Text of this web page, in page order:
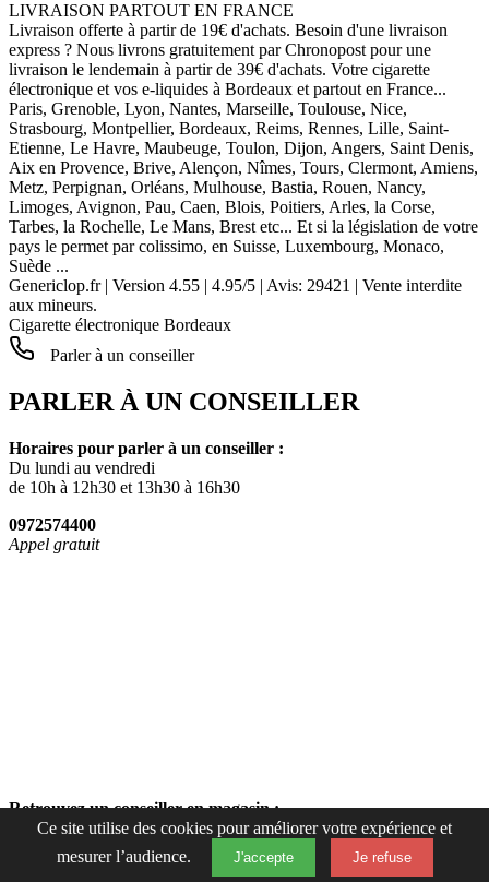
LIVRAISON PARTOUT EN FRANCE
Livraison offerte à partir de 19€ d'achats. Besoin d'une livraison
express ? Nous livrons gratuitement par Chronopost pour une
livraison le lendemain à partir de 39€ d'achats. Votre cigarette
électronique et vos e-liquides à Bordeaux et partout en France...
Paris, Grenoble, Lyon, Nantes, Marseille, Toulouse, Nice,
Strasbourg, Montpellier, Bordeaux, Reims, Rennes, Lille, Saint-
Etienne, Le Havre, Maubeuge, Toulon, Dijon, Angers, Saint Denis,
Aix en Provence, Brive, Alençon, Nîmes, Tours, Clermont, Amiens,
Metz, Perpignan, Orléans, Mulhouse, Bastia, Rouen, Nancy,
Limoges, Avignon, Pau, Caen, Blois, Poitiers, Arles, la Corse,
Tarbes, la Rochelle, Le Mans, Brest etc... Et si la législation de votre
pays le permet par colissimo, en Suisse, Luxembourg, Monaco,
Suède ...
Genericlop.fr| Version 4.55 | 4.95/5 | Avis: 29421 | Vente interdite
aux mineurs.
Cigarette électronique Bordeaux
Ce site utilise des cookies pour améliorer votre expérience et
mesurer l’audience.
J'accepte Je refuse
Parler à un conseiller
PARLER À UN CONSEILLER
Horaires pour parler à un conseiller :
Du lundi au vendredi
de 10h à 12h30 et 13h30 à 16h30
0972574400
Appel gratuit
Retrouvez un conseiller en magasin :
Du lundi au samedi de 10h à 19h15
Fermer